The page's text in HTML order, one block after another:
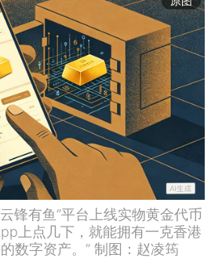
锋有鱼”平台上线实物黄金代币
上点几下，就能拥有一克香港
数字资产。” 制图：赵凌筠